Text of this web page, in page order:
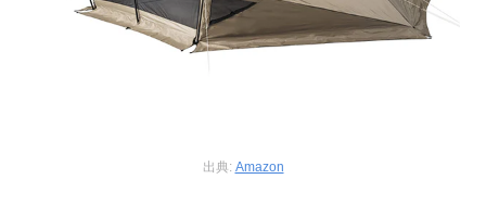
出典: Amazon